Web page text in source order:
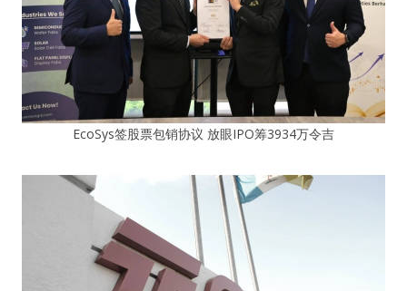
EcoSys签股票包销协议 放眼IPO筹3934万令吉